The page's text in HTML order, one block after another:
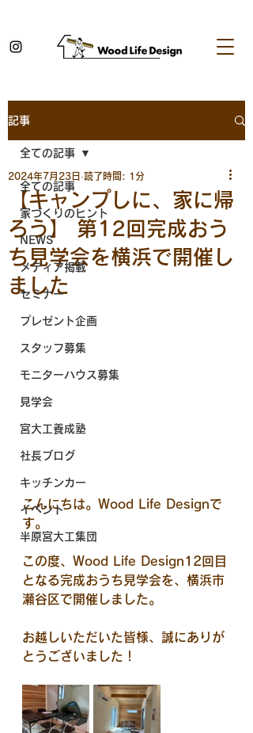
記事
全ての記事
家づくりのヒント
NEWS
メディア掲載
セミナー
プレゼント企画
スタッフ募集
モニターハウス募集
見学会
宮大工養成塾
社長ブログ
キッチンカー
イベント
半原宮大工集団
全ての記事
【キャンプしに、家に帰
ろう】 第12回完成おう
ち見学会を横浜で開催し
ました
2024年7月23日 読了時間: 1分
こんにちは。Wood Life Designで
す。
この度、Wood Life Design12回目
となる完成おうち見学会を、横浜市
瀬谷区で開催しました。
お越しいただいた皆様、誠にありが
とうございました！